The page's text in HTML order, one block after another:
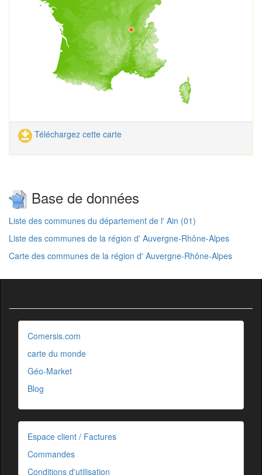
Téléchargez cette carte
Base de données
Liste des communes du département de l' Ain (01)
Liste des communes de la région d' Auvergne-Rhône-Alpes
Carte des communes de la région d' Auvergne-Rhône-Alpes
Comersis.com
carte du monde
Géo-Market
Blog
Espace client / Factures
Commandes
Conditions d'utilisation